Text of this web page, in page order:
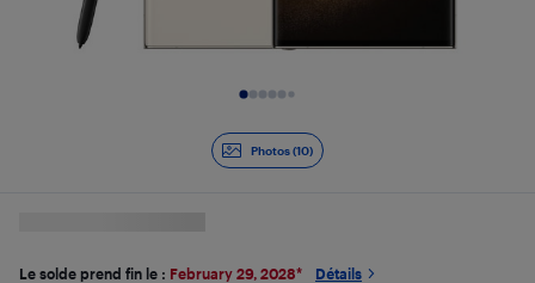
Photos (10)
Le solde prend fin le : February 29, 2028* Détails